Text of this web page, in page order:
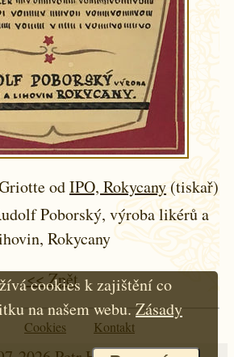
odIPO, Rokycany (tiskař)
Poborský, výroba likérů a
Rokycany
<< Zpět
Cookies Kontakt
cookies k zajištění co
na našem webu. Zásady